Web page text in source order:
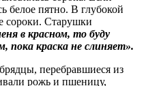
белое пятно. В глубокой
сороки. Старушки
в красном, то буду
пока краска не слиняет».
перебравшиеся из
рожь и пшеницу,